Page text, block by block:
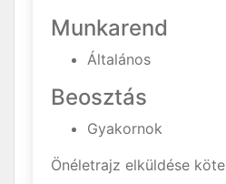
Munkarend
Általános
Beosztás
Gyakornok
Önéletrajz elküldése